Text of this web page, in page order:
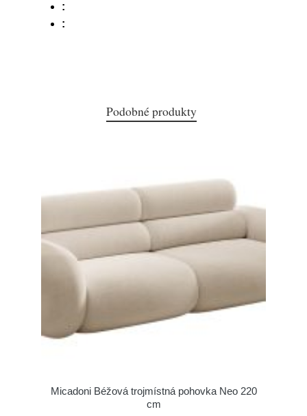
:
:
Podobné produkty
Micadoni Béžová trojmístná pohovka Neo 220
cm